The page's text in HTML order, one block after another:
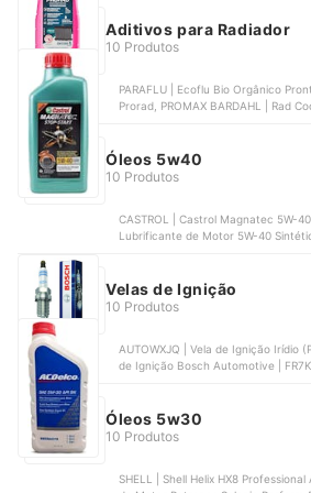
Aditivos para Radiador
10 Produtos
PARAFLU | Ecoflu Bio Orgânico
Prorad, PROMAX BARDAHL | Rad
Óleos 5w40
10 Produtos
CASTROL | Castrol Magnatec 5W-
Lubrificante de Motor 5W-40
Velas de Ignição
10 Produtos
AUTOWXJQ | Vela de Ignição Irídio
de Ignição Bosch Automotive |
Óleos 5w30
10 Produtos
SHELL | Shell Helix HX8 Professional